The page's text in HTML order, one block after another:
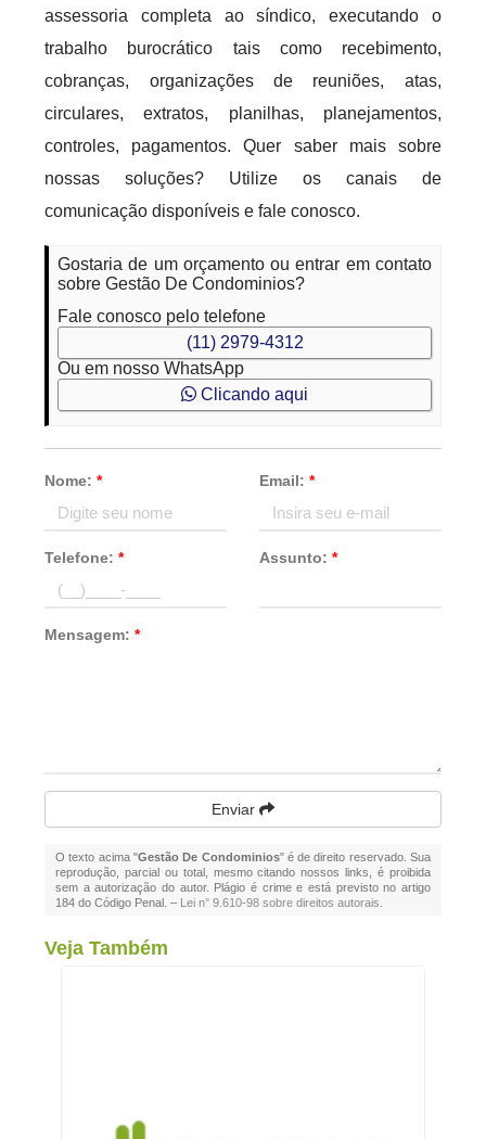
assessoria completa ao síndico, executando o
trabalho burocrático tais como recebimento,
cobranças, organizações de reuniões, atas,
circulares, extratos, planilhas, planejamentos,
controles, pagamentos. Quer saber mais sobre
nossas soluções? Utilize os canais de
comunicação disponíveis e fale conosco.
Gostaria de um orçamento ou entrar em contato
sobre Gestão De Condominios?
Fale conosco pelo telefone
(11) 2979-4312
Ou em nosso WhatsApp
Clicando aqui
Nome:* Email: *
Telefone:* Assunto: *
Mensagem:*
Enviar
O texto acima "Gestão De Condominios" é de direito reservado. Sua
reprodução, parcial ou total, mesmo citando nossos links, é proibida
sem a autorização do autor. Plágio é crime e está previsto no artigo
184 do Código Penal. – Lei n° 9.610-98 sobre direitos autorais
Veja Também